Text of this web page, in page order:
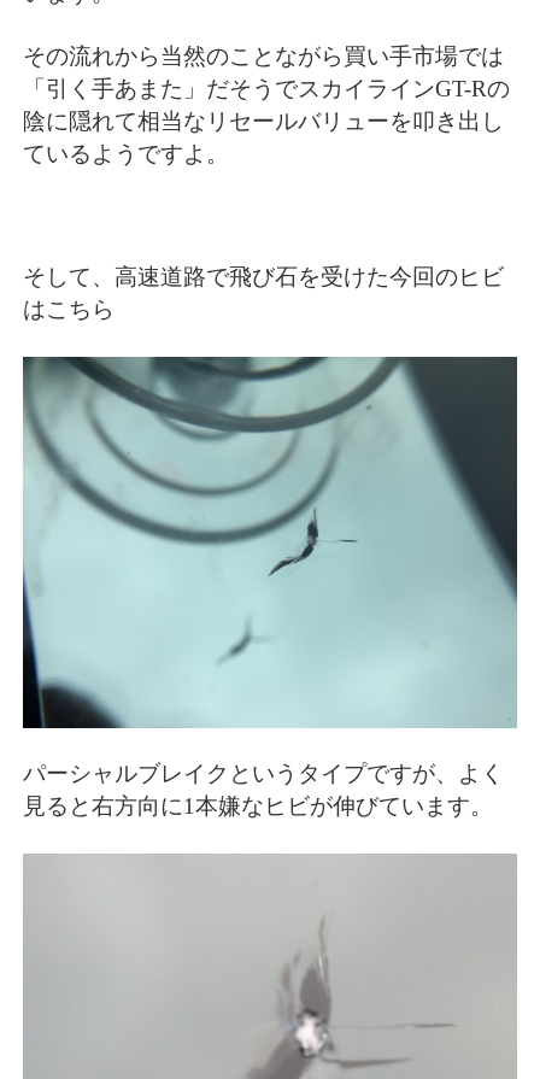
その流れから当然のことながら買い手市場では
「引く手あまた」だそうでスカイラインGT-Rの
陰に隠れて相当なリセールバリューを叩き出し
ているようですよ。
そして、高速道路で飛び石を受けた今回のヒビ
はこちら
パーシャルブレイクというタイプですが、よく
見ると右方向に1本嫌なヒビが伸びています。